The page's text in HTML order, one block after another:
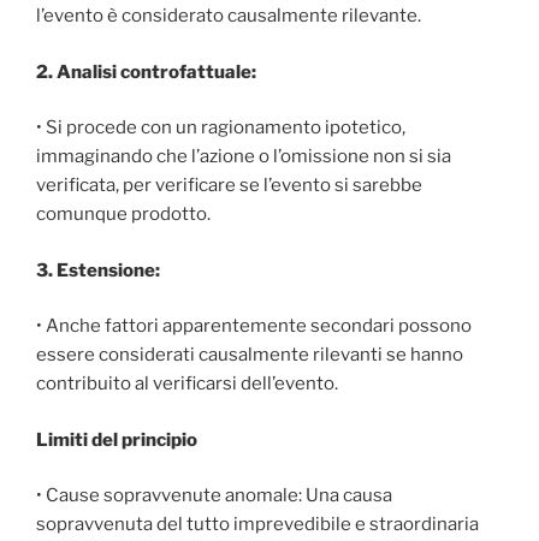
l’evento è considerato causalmente rilevante.
2. Analisi controfattuale:
• Si procede con un ragionamento ipotetico,
immaginando che l’azione o l’omissione non si sia
verificata, per verificare se l’evento si sarebbe
comunque prodotto.
3. Estensione:
• Anche fattori apparentemente secondari possono
essere considerati causalmente rilevanti se hanno
contribuito al verificarsi dell’evento.
Limiti del principio
• Cause sopravvenute anomale: Una causa
sopravvenuta del tutto imprevedibile e straordinaria